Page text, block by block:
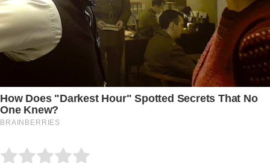
Rate this item: